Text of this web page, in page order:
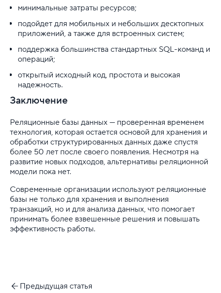
минимальные затраты ресурсов;
подойдет для мобильных и небольших десктопных
приложений, а также для встроенных систем;
поддержка большинства стандартных SQL-команд и
операций;
открытый исходный код, простота и высокая
надежность.
Заключение
Реляционные базы данных — проверенная временем
технология, которая остается основой для хранения и
обработки структурированных данных даже спустя
более 50 лет после своего появления. Несмотря на
развитие новых подходов, альтернативы реляционной
модели пока нет.
Современные организации используют реляционные
базы не только для хранения и выполнения
транзакций, но и для анализа данных, что помогает
принимать более взвешенные решения и повышать
эффективность работы.
Предыдущая статья